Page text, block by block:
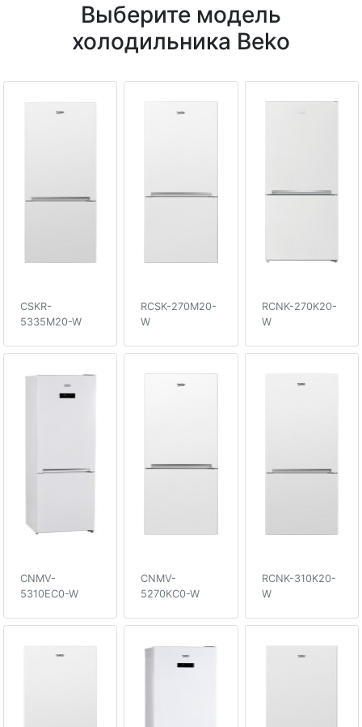
Выберите модель
холодильника Beko
CSKR-
5335M20-W
RCSK-270M20-
W
RCNK-270K20-
W
CNMV-
5310EC0-W
CNMV-
5270KC0-W
RCNK-310K20-
W